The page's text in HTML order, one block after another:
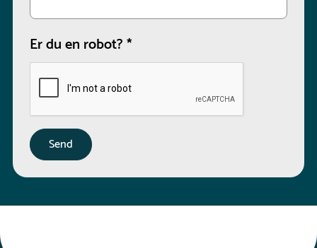
Er du en robot?*